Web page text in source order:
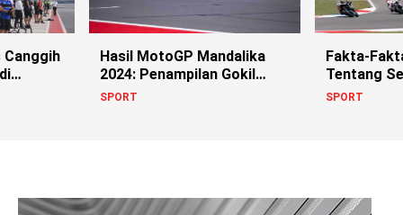
Canggih
Hasil MotoGP Mandalika
2024: Penampilan Gokil
Marc Marquez
SPORT
Fakta-
Tentang
MotoGP
SPORT